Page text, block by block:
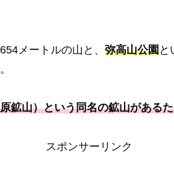
メートルの山と、 弥高山公園と
鉱山）という同名の鉱山がある
スポンサーリンク